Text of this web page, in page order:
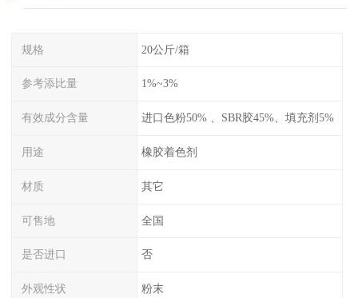
规格 20公斤/箱
参考添比量 1%~3%
有效成分含量 进口色粉50% 、SBR胶45%、填充剂5%
用途 橡胶着色剂
材质 其它
可售地 全国
是否进口 否
外观性状 粉末